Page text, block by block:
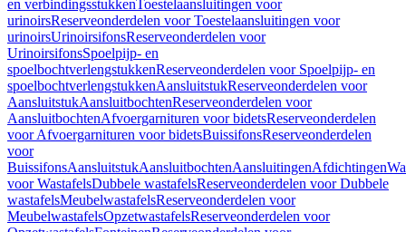
en verbindingsstukkenToestelaansluitingen voor
urinoirsReserveonderdelen voor Toestelaansluitingen voor
urinoirsUrinoirsifonsReserveonderdelen voor
UrinoirsifonsSpoelpijp- en
spoelbochtverlengstukkenReserveonderdelen voor Spoelpijp- en
spoelbochtverlengstukkenAansluitstukReserveonderdelen voor
AansluitstukAansluitbochtenReserveonderdelen voor
AansluitbochtenAfvoergarnituren voor bidetsReserveonderdelen
voor Afvoergarnituren voor bidetsBuissifonsReserveonderdelen
voor
BuissifonsAansluitstukAansluitbochtenAansluitingenAfdichtingen
voor WastafelsDubbele wastafelsReserveonderdelen voor Dubbele
wastafelsMeubelwastafelsReserveonderdelen voor
MeubelwastafelsOpzetwastafelsReserveonderdelen voor